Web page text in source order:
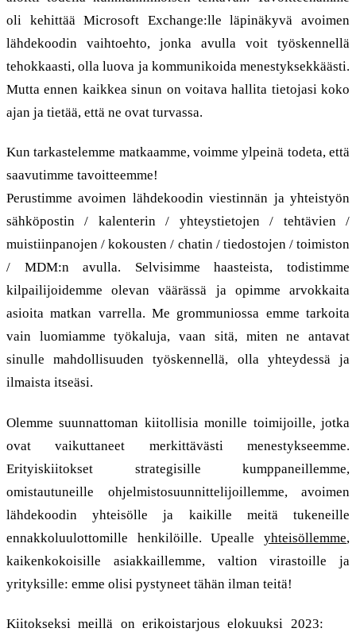
oli kehittää Microsoft Exchange:lle läpinäkyvä avoimen
lähdekoodin vaihtoehto, jonka avulla voit työskennellä
tehokkaasti, olla luova ja kommunikoida menestyksekkäästi.
Mutta ennen kaikkea sinun on voitava hallita tietojasi koko
ajan ja tietää, että ne ovat turvassa.
Kun tarkastelemme matkaamme, voimme ylpeinä todeta, että
saavutimme tavoitteemme!
Perustimme avoimen lähdekoodin viestinnän ja yhteistyön
sähköpostin / kalenterin / yhteystietojen / tehtävien /
muistiinpanojen / kokousten / chatin / tiedostojen / toimiston
/ MDM:n avulla. Selvisimme haasteista, todistimme
kilpailijoidemme olevan väärässä ja opimme arvokkaita
asioita matkan varrella. Me grommuniossa emme tarkoita
vain luomiamme työkaluja, vaan sitä, miten ne antavat
sinulle mahdollisuuden työskennellä, olla yhteydessä ja
ilmaista itseäsi.
Olemme suunnattoman kiitollisia monille toimijoille, jotka
ovat vaikuttaneet merkittävästi menestykseemme.
Erityiskiitokset strategisille kumppaneillemme,
omistautuneille ohjelmistosuunnittelijoillemme, avoimen
lähdekoodin yhteisölle ja kaikille meitä tukeneille
ennakkoluulottomille henkilöille. Upealle yhteisöllemme,
kaikenkokoisille asiakkaillemme, valtion virastoille ja
yrityksille: emme olisi pystyneet tähän ilman teitä!
Kiitokseksi meillä on erikoistarjous elokuuksi 2023: